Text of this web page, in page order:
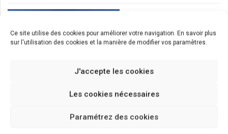
Ce site utilise des cookies pour améliorer votre navigation. En savoir plus
sur l'utilisation des cookies et la manière de modifier vos paramètres.
J'accepte les cookies
Les cookies nécessaires
Paramétrez des cookies
Nouveaux #ConteneursMaritimes 𝟰𝟱’ 𝗦𝘂𝗽𝗲𝗿 𝗛𝗶𝗴𝗵 𝗖𝘂𝗯𝗲